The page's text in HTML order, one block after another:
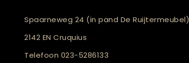
Spaarneweg 24 (in pand De Ruijtermeubel)
2142 EN Cruquius
Telefoon 023-5286133